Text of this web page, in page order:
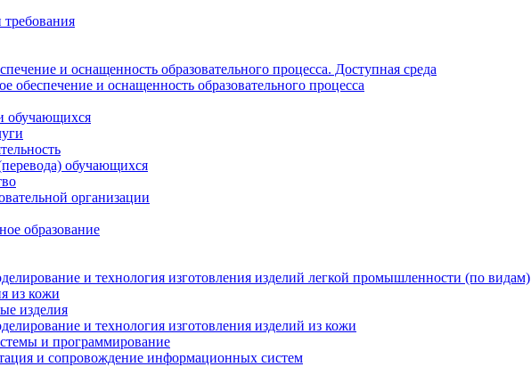
требования
и оснащенность образовательного процесса. Доступная среда
обеспечение и оснащенность образовательного процесса
обучающихся
обучающихся
организации
образование
и технология изготовления изделий легкой промышленности (по видам)
из кожи
изделия
и технология изготовления изделий из кожи
и программирование
и сопровождение информационных систем